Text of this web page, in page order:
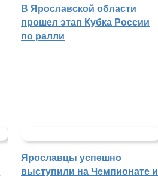
В Ярославской области
прошел этап Кубка России
по ралли
Ярославцы успешно
выступили на Чемпионате и